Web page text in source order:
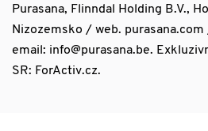
Purasana, Flinndal Holding B.V.,
Nizozemsko / web. purasana.com
email: info@purasana.be.
SR: ForActiv.cz.